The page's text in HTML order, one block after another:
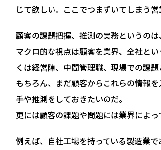
じて欲しい。ここでつまずいてしまう営
顧客の課題把握、推測の実務というの
マクロ的な視点は顧客を業界、全社と
くは経営陣、中間管理職、現場での課題
もちろん、まだ顧客からこれらの情報
手や推測をしておきたいのだ。
更には顧客の課題や問題には業界によ
例えば、自社工場を持っている製造業